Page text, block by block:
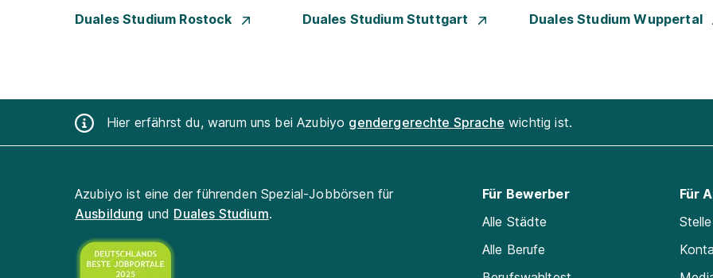
Duales Studium Rostock Duales Studium Stuttgart Duales Studium Wuppertal
Hier erfährst du, warum uns bei Azubiyo gendergerechte Sprache wichtig ist.
Azubiyo ist eine der führenden Spezial-Jobbörsen für
Ausbildung und Duales Studium.
Für Bewerber
Alle Städte
Alle Berufe
Für